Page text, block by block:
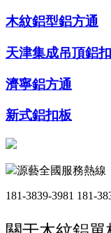
木紋鋁型鋁方通
天津集成吊頂鋁
濟寧鋁方通
新式鋁扣板
源藝全國服務熱線
181-3839-3981 181-